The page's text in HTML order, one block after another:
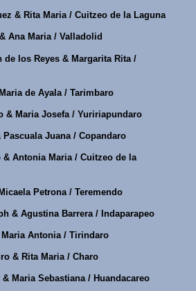
& Rita Maria / Cuitzeo de la Laguna
Ana Maria / Valladolid
de los Reyes & Margarita Rita /
de Ayala / Tarimbaro
& Maria Josefa / Yuririapundaro
Juana / Copandaro
Antonia Maria / Cuitzeo de la
Petrona / Teremendo
& Agustina Barrera / Indaparapeo
Antonia / Tirindaro
& Rita Maria / Charo
Maria Sebastiana / Huandacareo